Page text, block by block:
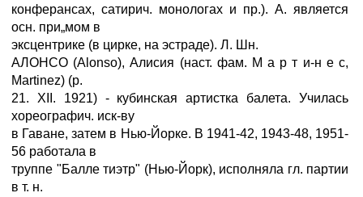
конферансах, сатирич. монологах и пр.). А. является
осн. при„мом в
эксцентрике (в цирке, на эстраде). Л. Шн.
АЛОНСО (Alonso), Алисия (наст. фам. М а р т и-н e с,
Martinez) (р.
21. XII. 1921) - кубинская артистка балета. Училась
хореографич. иск-ву
в Гаване, затем в Нью-Йорке. В 1941-42, 1943-48, 1951-
56 работала в
труппе "Балле тиэтр" (Нью-Йорк), исполняла гл. партии
в т. н.